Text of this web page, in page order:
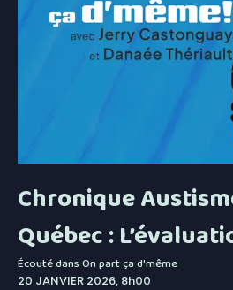
Chronique
Québec :
Écouté dansOn part ça d'même
20 JANVIER 2026, 8h00